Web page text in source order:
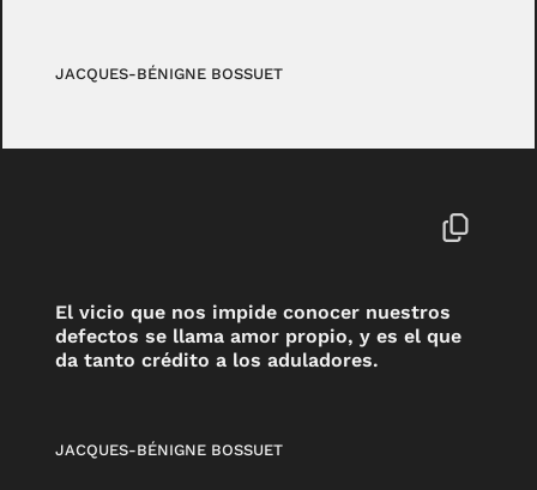
JACQUES-BÉNIGNE BOSSUET
El vicio que nos impide conocer nuestros
defectos se llama amor propio, y es el que
da tanto crédito a los aduladores.
JACQUES-BÉNIGNE BOSSUET